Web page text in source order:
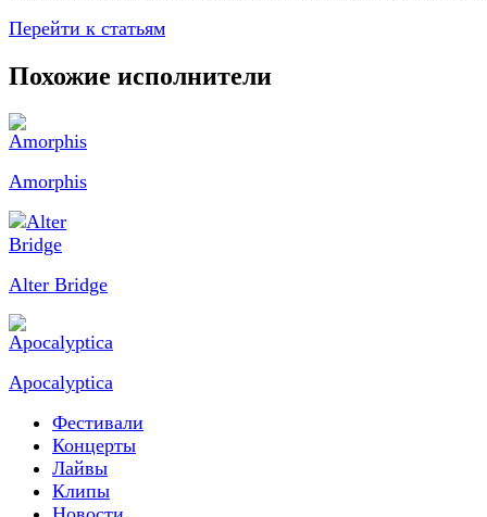
Перейти к статьям
Похожие исполнители
Amorphis
Alter Bridge
Apocalyptica
Фестивали
Концерты
Лайвы
Клипы